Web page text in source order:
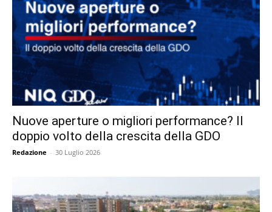
Nuove aperture o migliori performance? Il
doppio volto della crescita della GDO
Redazione - 30 Luglio 2026